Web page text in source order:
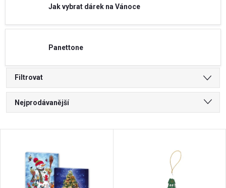
Jak vybrat dárek na Vánoce
Panettone
Filtrovat
Ř
a
Nejprodávanější
Abecedně